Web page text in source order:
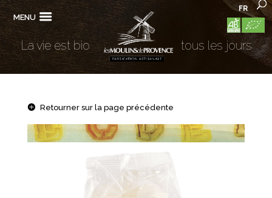
MENU
FR
La vie est bio tous les jours
Retourner sur la page précédente